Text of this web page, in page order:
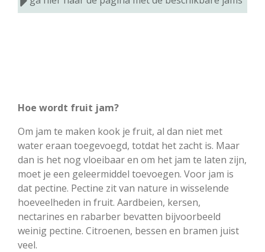
Hoe wordt fruit jam?
Om jam te maken kook je fruit, al dan niet met
water eraan toegevoegd, totdat het zacht is. Maar
dan is het nog vloeibaar en om het jam te laten zijn,
moet je een geleermiddel toevoegen. Voor jam is
dat pectine. Pectine zit van nature in wisselende
hoeveelheden in fruit. Aardbeien, kersen,
nectarines en rabarber bevatten bijvoorbeeld
weinig pectine. Citroenen, bessen en bramen juist
veel.